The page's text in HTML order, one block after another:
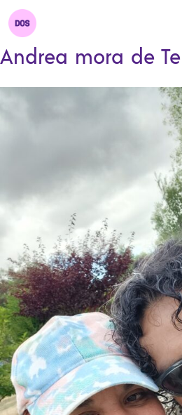
Andrea mora de